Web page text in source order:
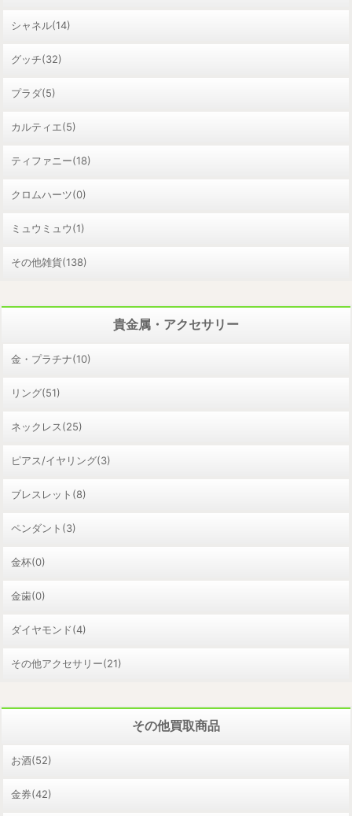
シャネル(14)
グッチ(32)
プラダ(5)
カルティエ(5)
ティファニー(18)
クロムハーツ(0)
ミュウミュウ(1)
その他雑貨(138)
貴金属・アクセサリー
金・プラチナ(10)
リング(51)
ネックレス(25)
ピアス/イヤリング(3)
ブレスレット(8)
ペンダント(3)
金杯(0)
金歯(0)
ダイヤモンド(4)
その他アクセサリー(21)
その他買取商品
お酒(52)
金券(42)